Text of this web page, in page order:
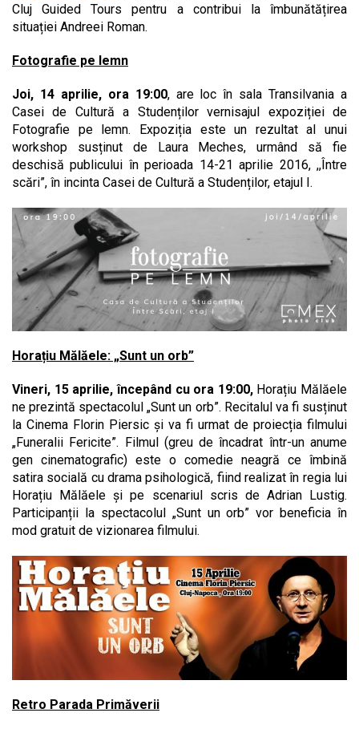
Cluj Guided Tours pentru a contribui la îmbunătățirea
situației Andreei Roman.
Fotografie pe lemn
Joi, 14 aprilie, ora 19:00, are loc în sala Transilvania a
Casei de Cultură a Studenților vernisajul expoziției de
Fotografie pe lemn. Expoziția este un rezultat al unui
workshop susținut de Laura Meches, urmând să fie
deschisă publicului în perioada 14-21 aprilie 2016, ,,Între
scări”, în incinta Casei de Cultură a Studenților, etajul I.
Horațiu Mălăele: „Sunt un orb”
Vineri, 15 aprilie, începând cu ora 19:00,Horațiu Mălăele
ne prezintă spectacolul „Sunt un orb”. Recitalul va fi susținut
la Cinema Florin Piersic și va fi urmat de proiecția filmului
„Funeralii Fericite”. Filmul (greu de încadrat într-un anume
gen cinematografic) este o comedie neagră ce îmbină
satira socială cu drama psihologică, fiind realizat în regia lui
Horațiu Mălăele și pe scenariul scris de Adrian Lustig.
Participanții la spectacolul „Sunt un orb” vor beneficia în
mod gratuit de vizionarea filmului.
Retro Parada Primăverii